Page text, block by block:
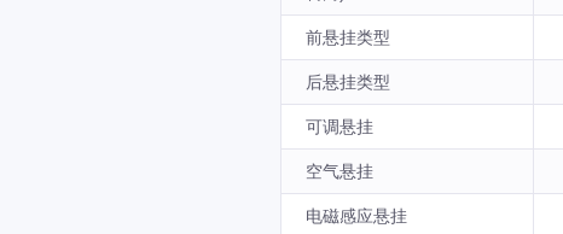
前悬挂类型
后悬挂类型
可调悬挂
空气悬挂
电磁感应悬挂